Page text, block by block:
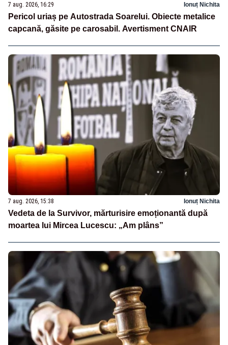
7 aug. 2026, 16:29 Ionuț Nichita
Pericol uriaș pe Autostrada Soarelui. Obiecte metalice
capcană, găsite pe carosabil. Avertisment CNAIR
7 aug. 2026, 15:38 Ionuț Nichita
Vedeta de la Survivor, mărturisire emoționantă după
moartea lui Mircea Lucescu: „Am plâns”